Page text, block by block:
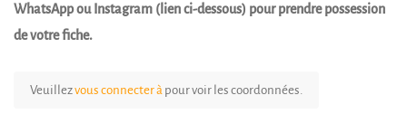
WhatsApp ou Instagram (lien ci-dessous) pour prendre possession
de votre fiche.
Veuillezvous connecter à pour voir les coordonnées.